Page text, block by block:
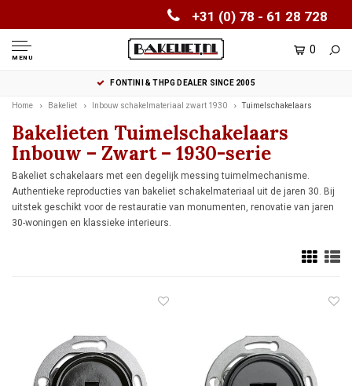
+31 (0) 78 - 61 28 728
MENU
0
FONTINI & THPG DEALER SINCE 2005
Home Bakeliet Inbouw schakelmateriaal zwart 1930 Tuimelschakelaars
Bakelieten Tuimelschakelaars
Inbouw – Zwart – 1930-serie
Bakeliet schakelaars met een degelijk messing tuimelmechanisme.
Authentieke reproducties van bakeliet schakelmateriaal uit de jaren 30. Bij
uitstek geschikt voor de restauratie van monumenten, renovatie van jaren
30-woningen en klassieke interieurs.